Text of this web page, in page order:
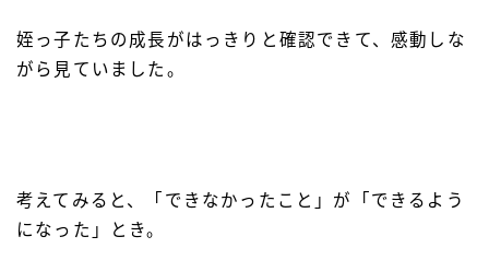
姪っ子たちの成長がはっきりと確認できて、感動しな
がら見ていました。
考えてみると、「できなかったこと」が「できるよう
になった」とき。